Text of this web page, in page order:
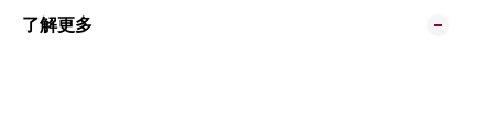
了解更多